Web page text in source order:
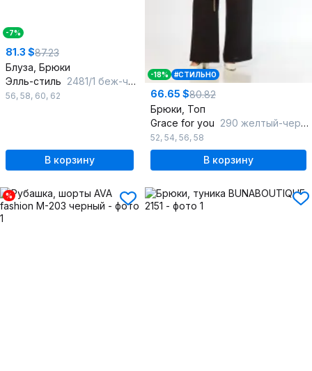
-7%
81.3 $87.23
Блуза, Брюки
Элль-стиль 2481/1 беж-черный
56, 58, 60, 62
В корзину
-18% #СТИЛЬНО
66.65 $80.82
Брюки, Топ
Grace for you 290 желтый-черный
52, 54, 56, 58
В корзину
%